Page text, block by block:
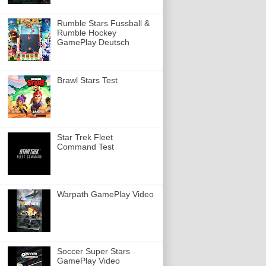
Rumble Stars Fussball &
Rumble Hockey
GamePlay Deutsch
Brawl Stars Test
Star Trek Fleet
Command Test
Warpath GamePlay Video
Soccer Super Stars
GamePlay Video